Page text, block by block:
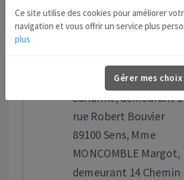
89100 Sens.
Gérance : Mme IMBERT
Sandrine, demeurant
rue Robert Bouvier
89100 Sens, Mme
MONCOMBLE Margot,
demeurant 14 Chemin
Ce site utilise des cookies pour améliorer
navigation et vous offrir un service plus
plus
Gérer mes choix